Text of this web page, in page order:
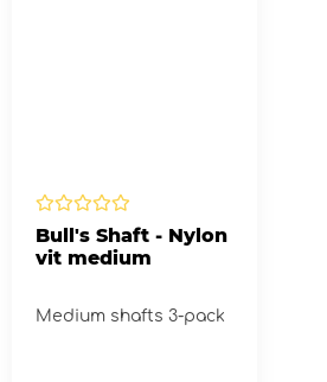
Bull's Shaft - Nylon
vit medium
Medium shafts 3-pack